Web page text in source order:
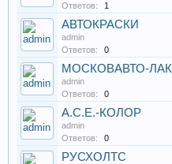
Ответов:
1
АВТОКРАСКИ
admin
Ответов:
0
МОСКОВАВТО-ЛАК
admin
Ответов:
0
А.С.Е.-КОЛОР
admin
Ответов:
0
РУСХОЛТС